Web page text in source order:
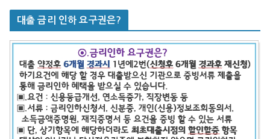
대출 금리 인하 요구권은?